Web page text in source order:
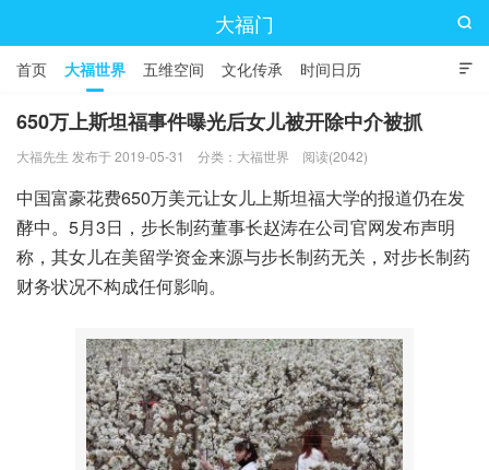
大福门

首页 大福世界 五维空间 文化传承 时间日历

650万上斯坦福事件曝光后女儿被开除中介被抓
大福先生 发布于 2019-05-31 分类： 大福世界 阅读(2042)
中国富豪花费650万美元让女儿上斯坦福大学的报道仍在发
酵中。5月3日，步长制药董事长赵涛在公司官网发布声明
称，其女儿在美留学资金来源与步长制药无关，对步长制药
财务状况不构成任何影响。